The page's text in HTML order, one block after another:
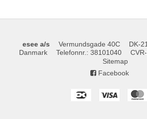
esee a/s Vermundsgade 40C
DK-
Danmark
Telefonnr.: 38101040
Sitemap
Facebook